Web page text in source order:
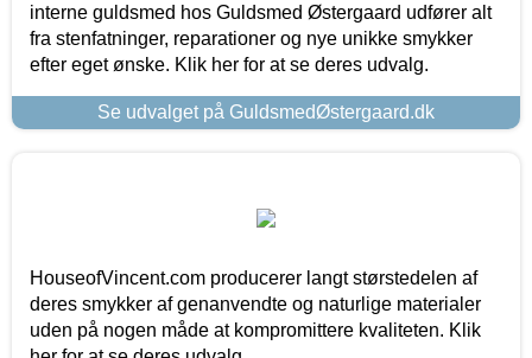
interne guldsmed hos Guldsmed Østergaard udfører alt
fra stenfatninger, reparationer og nye unikke smykker
efter eget ønske. Klik her for at se deres udvalg.
Se udvalget på GuldsmedØstergaard.dk
HouseofVincent.com producerer langt størstedelen af
deres smykker af genanvendte og naturlige materialer
uden på nogen måde at kompromittere kvaliteten. Klik